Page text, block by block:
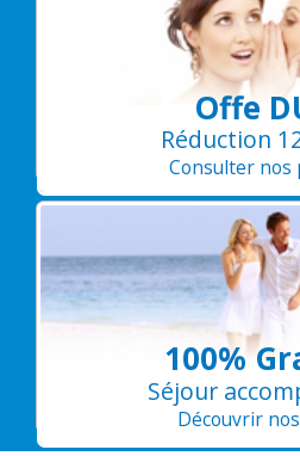
Offe
Réduction
Consulter nos
100%
Séjour
Découvrir